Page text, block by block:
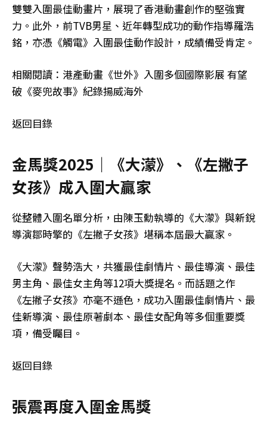
雙雙入圍最佳動畫片，展現了香港動畫創作的堅強實
力。此外，前TVB男星、近年轉型成功的動作指導羅浩
銘，亦憑《觸電》入圍最佳動作設計，成績備受肯定。
相關閱讀：港產動畫《世外》入圍多個國際影展 有望
破《麥兜故事》紀錄揚威海外
返回目錄
金馬獎2025｜《大濛》、《左撇子
女孩》成入圍大贏家
從整體入圍名單分析，由陳玉勳執導的《大濛》與新銳
導演鄒時擎的《左撇子女孩》堪稱本屆最大贏家。
《大濛》聲勢浩大，共獲最佳劇情片、最佳導演、最佳
男主角、最佳女主角等12項大獎提名。而話題之作
《左撇子女孩》亦毫不遜色，成功入圍最佳劇情片、最
佳新導演、最佳原著劇本、最佳女配角等多個重要獎
項，備受矚目。
返回目錄
張震再度入圍金馬獎